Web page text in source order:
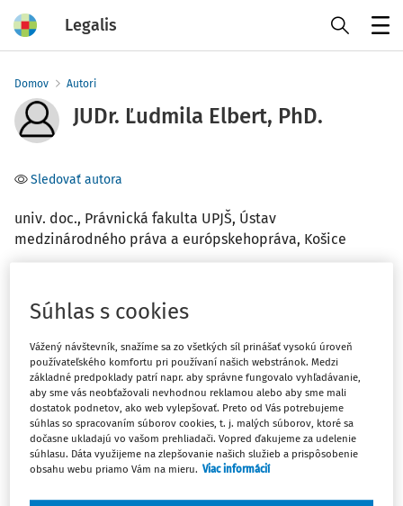
Legalis
Domov Autori
JUDr. Ľudmila Elbert, PhD.
Sledovať autora
univ. doc., Právnická fakulta UPJŠ, Ústav
medzinárodného práva a európskehopráva, Košice
Medzinárodné právo(2)
Filter
Počet vyhľadaných dokumentov:2
Zoradiť podľa:
Súhlas s cookies
Vážený návštevník, snažíme sa zo všetkých síl prinášať vysokú úroveň
používateľského komfortu pri používaní našich webstránok. Medzi
základné predpoklady patrí napr. aby správne fungovalo vyhľadávanie,
aby sme vás neobťažovali nevhodnou reklamou alebo aby sme mali
dostatok podnetov, ako web vylepšovať. Preto od Vás potrebujeme
súhlas so spracovaním súborov cookies, t. j. malých súborov, ktoré sa
dočasne ukladajú vo vašom prehliadači. Vopred ďakujeme za udelenie
súhlasu. Dáta využijeme na zlepšovanie našich služieb a prispôsobenie
obsahu webu priamo Vám na mieru. Viac informácií